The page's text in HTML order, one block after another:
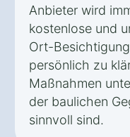
Anbieter wird
kostenlose und
Ort-
persönlich zu
Maßnahmen
der baulichen
sinnvoll sind.